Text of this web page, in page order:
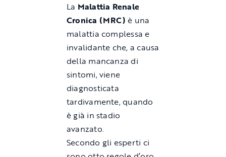
La Malattia Renale
Cronica (MRC) è una
malattia complessa e
invalidante che, a causa
della mancanza di
sintomi, viene
diagnosticata
tardivamente, quando
è già in stadio
avanzato.
Secondo gli esperti ci